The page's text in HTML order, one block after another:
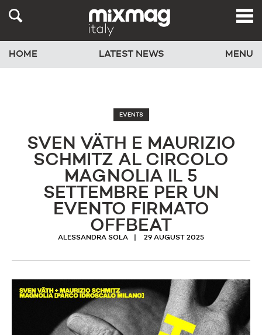
HOME LATEST NEWS MENU
EVENTS
SVEN VÄTH E MAURIZIO
SCHMITZ AL CIRCOLO
MAGNOLIA IL 5
SETTEMBRE PER UN
EVENTO FIRMATO
OFFBEAT
ALESSANDRA SOLA 29 AUGUST 2025